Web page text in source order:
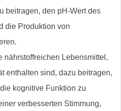
beitragen, den pH-Wert des
die Produktion von
nährstoffreichen Lebensmittel,
enthalten sind, dazu beitragen,
kognitive Funktion zu
verbesserten Stimmung,